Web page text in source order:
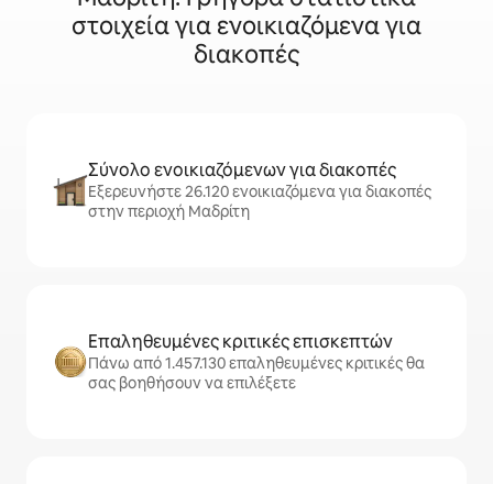
στοιχεία για ενοικιαζόμενα για
διακοπές
Σύνολο ενοικιαζόμενων για διακοπές
Εξερευνήστε 26.120 ενοικιαζόμενα για διακοπές
στην περιοχή Μαδρίτη
Επαληθευμένες κριτικές επισκεπτών
Πάνω από 1.457.130 επαληθευμένες κριτικές θα
σας βοηθήσουν να επιλέξετε